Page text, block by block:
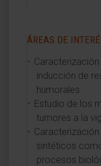
ÁREAS DE
inducción de
humorales.
Estudio de los
tumores a la
sintéticos
procesos